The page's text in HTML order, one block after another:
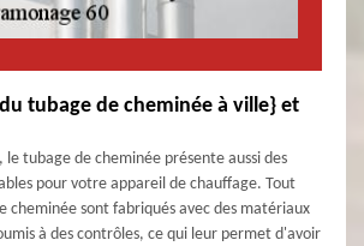
tubage de cheminée à ville} et
tubage de cheminée présente aussi des
pour votre appareil de chauffage. Tout
cheminée sont fabriqués avec des matériaux
à des contrôles, ce qui leur permet d'avoir